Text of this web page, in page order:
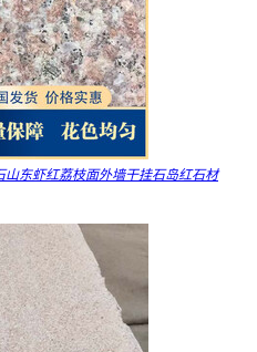
山东虾红荔枝面外墙干挂石岛红石材